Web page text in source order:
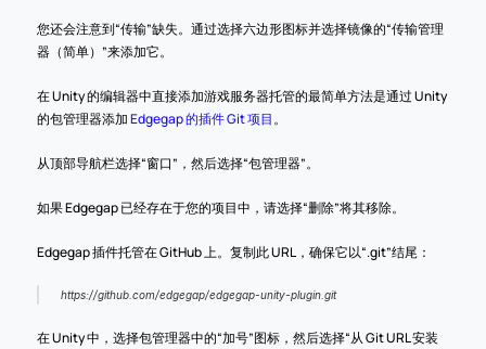
您还会注意到“传输”缺失。通过选择六边形图标并选择镜像的“传输管理
器（简单）”来添加它。
在 Unity 的编辑器中直接添加游戏服务器托管的最简单方法是通过 Unity
的包管理器添加 Edgegap 的插件 Git 项目。
从顶部导航栏选择“窗口”，然后选择“包管理器”。
如果 Edgegap 已经存在于您的项目中，请选择“删除”将其移除。
Edgegap 插件托管在 GitHub 上。复制此 URL，确保它以“.git”结尾：
https://github.com/edgegap/edgegap-unity-plugin.git
在 Unity 中，选择包管理器中的“加号”图标，然后选择“从 Git URL 安装